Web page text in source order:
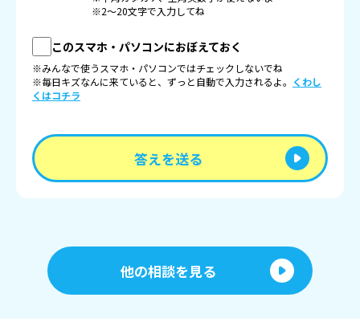
※2〜20文字で入力してね
このスマホ・パソコンにおぼえておく
※みんなで使うスマホ・パソコンではチェックしないでね
※毎日キズなんに来ていると、ずっと自動で入力されるよ。 くわし
くはコチラ
答えを送る
他の相談を見る